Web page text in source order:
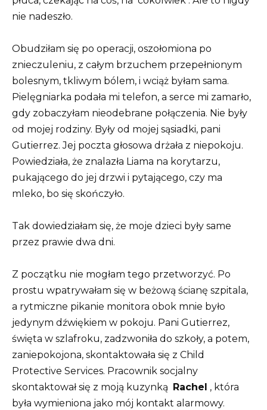
nie nadeszło.
Obudziłam się po operacji, oszołomiona po
znieczuleniu, z całym brzuchem przepełnionym
bolesnym, tkliwym bólem, i wciąż byłam sama.
Pielęgniarka podała mi telefon, a serce mi zamarło,
gdy zobaczyłam nieodebrane połączenia. Nie były
od mojej rodziny. Były od mojej sąsiadki, pani
Gutierrez. Jej poczta głosowa drżała z niepokoju.
Powiedziała, że ​​znalazła Liama ​​na korytarzu,
pukającego do jej drzwi i pytającego, czy ma
mleko, bo się skończyło.
Tak dowiedziałam się, że moje dzieci były same
przez prawie dwa dni.
Z początku nie mogłam tego przetworzyć. Po
prostu wpatrywałam się w beżową ścianę szpitala,
a rytmiczne pikanie monitora obok mnie było
jedynym dźwiękiem w pokoju. Pani Gutierrez,
święta w szlafroku, zadzwoniła do szkoły, a potem,
zaniepokojona, skontaktowała się z Child
Protective Services. Pracownik socjalny
skontaktował się z moją kuzynką
Rachel , która
była wymieniona jako mój kontakt alarmowy.